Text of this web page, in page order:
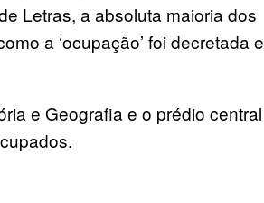
Letras, a absoluta maioria dos
a ‘ocupação’ foi decretada e
e Geografia e o prédio central